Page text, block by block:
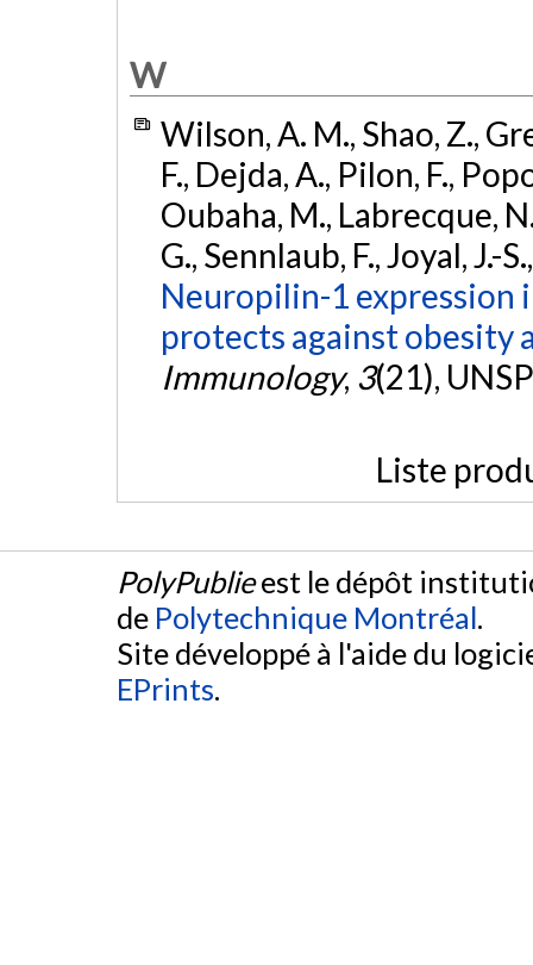
W
Wilson, A. M., Shao, Z.,
F., Dejda, A., Pilon, F.,
Oubaha, M., Labrecque,
G., Sennlaub, F., Joyal, J.-
Neuropilin-1 expression
protects against obesity
Immunology, 3(21),
Liste
PolyPublieest le dépôt
de Polytechnique Montréal.
Site développé à l'aide du
EPrints.